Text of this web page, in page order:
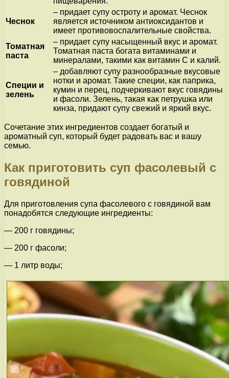
Чеснок
– придает супу остроту и аромат. Чеснок
является источником антиоксидантов и
имеет противовоспалительные свойства.
Томатная
паста
– придает супу насыщенный вкус и аромат.
Томатная паста богата витаминами и
минералами, такими как витамин С и калий.
Специи и
зелень
– добавляют супу разнообразные вкусовые
нотки и аромат. Такие специи, как паприка,
кумин и перец, подчеркивают вкус говядины
и фасоли. Зелень, такая как петрушка или
кинза, придают супу свежий и яркий вкус.
Сочетание этих ингредиентов создает богатый и
ароматный суп, который будет радовать вас и вашу
семью.
Как приготовить суп фасолевый с
говядиной
Для приготовления супа фасолевого с говядиной вам
понадобятся следующие ингредиенты:
— 200 г говядины;
— 200 г фасоли;
— 1 литр воды;